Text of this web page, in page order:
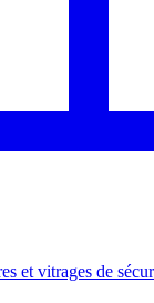
et vitrages de